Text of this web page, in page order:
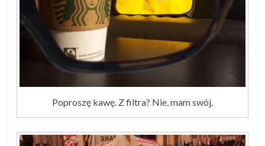
Poproszę kawę. Z filtra? Nie, mam swój.